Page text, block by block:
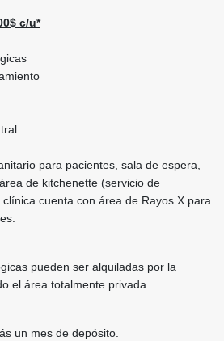
c/u*
para pacientes, sala de espera,
de kitchenette (servicio de
cuenta con área de Rayos X para
pueden ser alquiladas por la
el área totalmente privada.
un mes de depósito.